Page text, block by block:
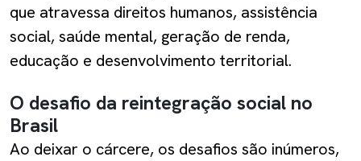
que atravessa direitos humanos, assistência
social, saúde mental, geração de renda,
educação e desenvolvimento territorial.
O desafio da reintegração social no
Brasil
Ao deixar o cárcere, os desafios são inúmeros,